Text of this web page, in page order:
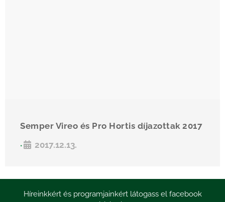
Semper Vireo és Pro Hortis díjazottak 2017
• 2017.12.13.
Híreinkkért és programjainkért látogass el facebook